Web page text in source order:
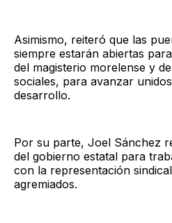
Asimismo, reiteró que las
siempre estarán abiertas
del magisterio morelense y
sociales, para avanzar
desarrollo.
Por su parte, Joel Sánchez
del gobierno estatal para
con la representación
agremiados.